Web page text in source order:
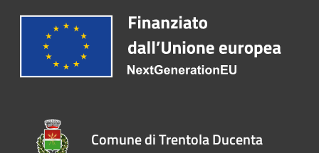
Comune di Trentola Ducenta